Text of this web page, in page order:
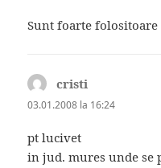
Sunt foarte
cristi
03.01.2008 la 16:24
pt lucivet
in jud. mures unde se